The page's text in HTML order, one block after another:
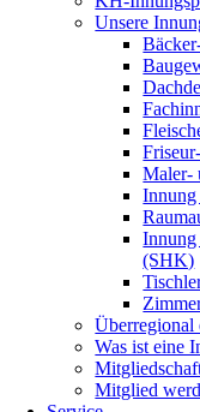
Unsere
Maler-
(SHK)
Überregional
Was ist eine
Mitglied